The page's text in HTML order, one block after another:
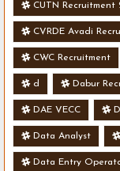
CUTN Recruitment
CVRDE Avadi
CWC Recruitment
d Dabur
DAE VECC
Data Analyst
Data Entry